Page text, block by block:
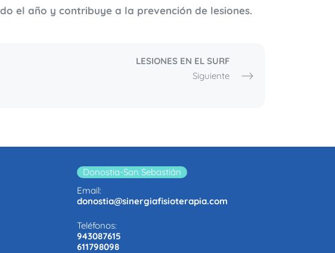
el año y contribuye a la prevención de lesiones.
LESIONES EN EL SURF
Siguiente
Donostia-San Sebastián
Email:
donostia@sinergiafisioterapia.com
Teléfonos:
943087615
611798098